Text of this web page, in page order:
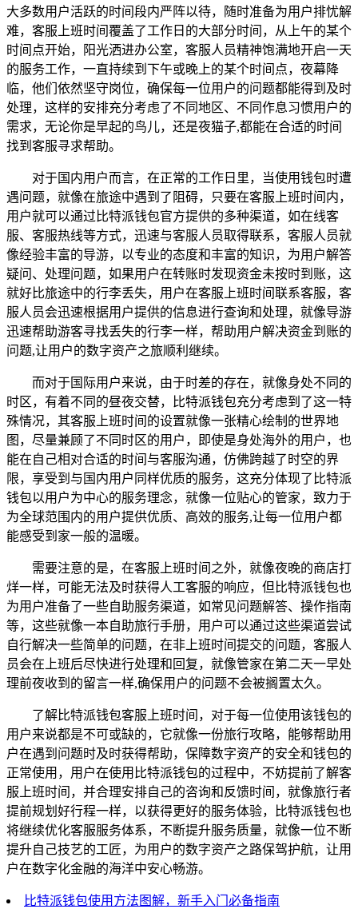
大多数用户活跃的时间段内严阵以待，随时准备为用户排忧解
难，客服上班时间覆盖了工作日的大部分时间，从上午的某个
时间点开始，阳光洒进办公室，客服人员精神饱满地开启一天
的服务工作，一直持续到下午或晚上的某个时间点，夜幕降
临，他们依然坚守岗位，确保每一位用户的问题都能得到及时
处理，这样的安排充分考虑了不同地区、不同作息习惯用户的
需求，无论你是早起的鸟儿，还是夜猫子,都能在合适的时间
找到客服寻求帮助。
对于国内用户而言，在正常的工作日里，当使用钱包时遭
遇问题，就像在旅途中遇到了阻碍，只要在客服上班时间内，
用户就可以通过比特派钱包官方提供的多种渠道，如在线客
服、客服热线等方式，迅速与客服人员取得联系，客服人员就
像经验丰富的导游，以专业的态度和丰富的知识，为用户解答
疑问、处理问题，如果用户在转账时发现资金未按时到账，这
就好比旅途中的行李丢失，用户在客服上班时间联系客服，客
服人员会迅速根据用户提供的信息进行查询和处理，就像导游
迅速帮助游客寻找丢失的行李一样，帮助用户解决资金到账的
问题,让用户的数字资产之旅顺利继续。
而对于国际用户来说，由于时差的存在，就像身处不同的
时区，有着不同的昼夜交替，比特派钱包充分考虑到了这一特
殊情况，其客服上班时间的设置就像一张精心绘制的世界地
图，尽量兼顾了不同时区的用户，即使是身处海外的用户，也
能在自己相对合适的时间与客服沟通，仿佛跨越了时空的界
限，享受到与国内用户同样优质的服务，这充分体现了比特派
钱包以用户为中心的服务理念，就像一位贴心的管家，致力于
为全球范围内的用户提供优质、高效的服务,让每一位用户都
能感受到家一般的温暖。
需要注意的是，在客服上班时间之外，就像夜晚的商店打
烊一样，可能无法及时获得人工客服的响应，但比特派钱包也
为用户准备了一些自助服务渠道，如常见问题解答、操作指南
等，这些就像一本自助旅行手册，用户可以通过这些渠道尝试
自行解决一些简单的问题，在非上班时间提交的问题，客服人
员会在上班后尽快进行处理和回复，就像管家在第二天一早处
理前夜收到的留言一样,确保用户的问题不会被搁置太久。
了解比特派钱包客服上班时间，对于每一位使用该钱包的
用户来说都是不可或缺的，它就像一份旅行攻略，能够帮助用
户在遇到问题时及时获得帮助，保障数字资产的安全和钱包的
正常使用，用户在使用比特派钱包的过程中，不妨提前了解客
服上班时间，并合理安排自己的咨询和反馈时间，就像旅行者
提前规划好行程一样，以获得更好的服务体验，比特派钱包也
将继续优化客服服务体系，不断提升服务质量，就像一位不断
提升自己技艺的工匠，为用户的数字资产之路保驾护航，让用
户在数字化金融的海洋中安心畅游。
比特派钱包使用方法图解，新手入门必备指南